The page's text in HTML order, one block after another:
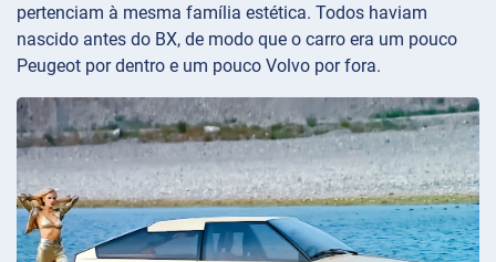
pertenciam à mesma família estética. Todos haviam
nascido antes do BX, de modo que o carro era um pouco
Peugeot por dentro e um pouco Volvo por fora.